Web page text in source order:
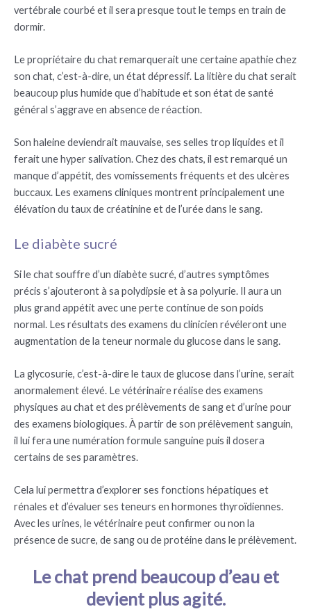
vertébrale courbé et il sera presque tout le temps en train de
dormir.
Le propriétaire du chat remarquerait une certaine apathie chez
son chat, c’est-à-dire, un état dépressif. La litière du chat serait
beaucoup plus humide que d’habitude et son état de santé
général s’aggrave en absence de réaction.
Son haleine deviendrait mauvaise, ses selles trop liquides et il
ferait une hyper salivation. Chez des chats, il est remarqué un
manque d’appétit, des vomissements fréquents et des ulcères
buccaux. Les examens cliniques montrent principalement une
élévation du taux de créatinine et de l’urée dans le sang.
Le diabète sucré
Si le chat souffre d’un diabète sucré, d’autres symptômes
précis s’ajouteront à sa polydipsie et à sa polyurie. Il aura un
plus grand appétit avec une perte continue de son poids
normal. Les résultats des examens du clinicien révéleront une
augmentation de la teneur normale du glucose dans le sang.
La glycosurie, c’est-à-dire le taux de glucose dans l’urine, serait
anormalement élevé. Le vétérinaire réalise des examens
physiques au chat et des prélèvements de sang et d’urine pour
des examens biologiques. À partir de son prélèvement sanguin,
il lui fera une numération formule sanguine puis il dosera
certains de ses paramètres.
Cela lui permettra d’explorer ses fonctions hépatiques et
rénales et d’évaluer ses teneurs en hormones thyroïdiennes.
Avec les urines, le vétérinaire peut confirmer ou non la
présence de sucre, de sang ou de protéine dans le prélèvement.
Le chat prend beaucoup d’eau et
devient plus agité.